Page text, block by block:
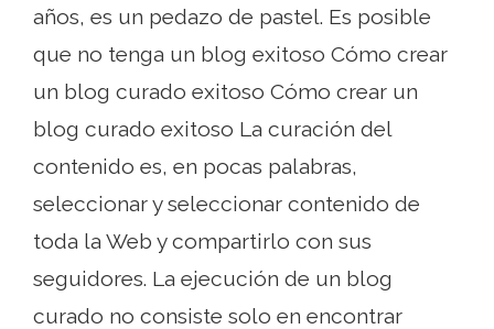
años, es un pedazo de pastel. Es posible
que no tenga un blog exitoso Cómo crear
un blog curado exitoso Cómo crear un
blog curado exitoso La curación del
contenido es, en pocas palabras,
seleccionar y seleccionar contenido de
toda la Web y compartirlo con sus
seguidores. La ejecución de un blog
curado no consiste solo en encontrar